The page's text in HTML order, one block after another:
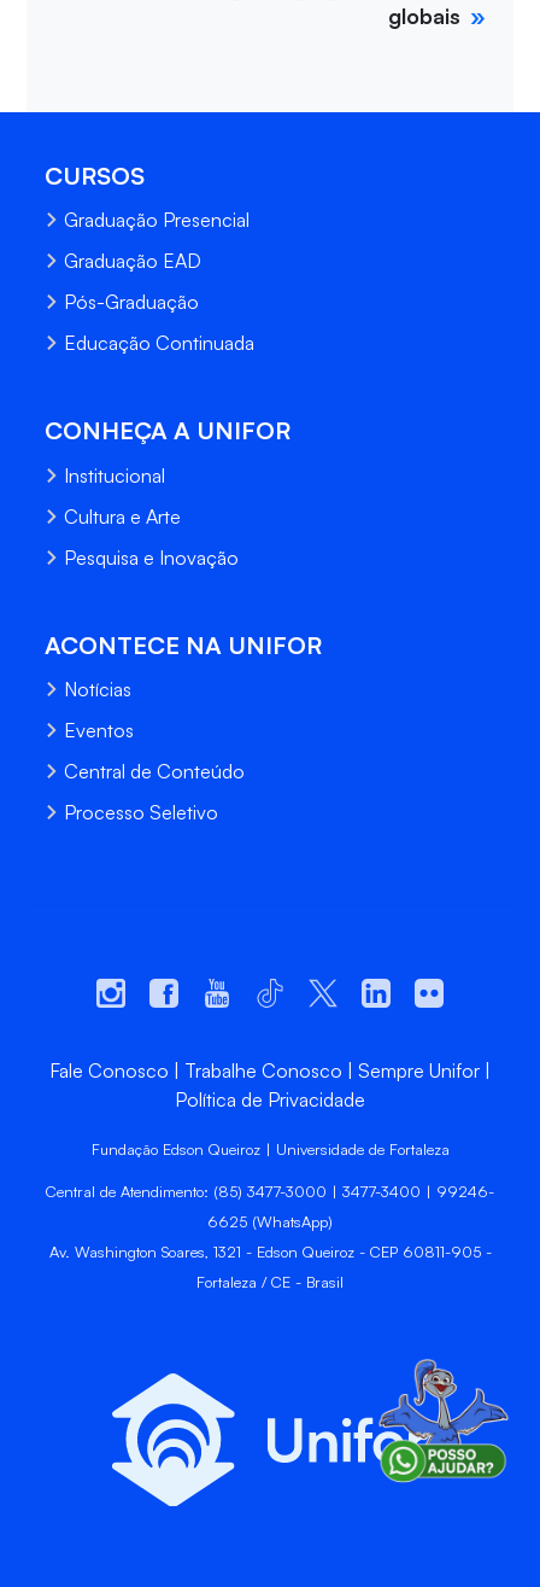
globais
CURSOS
Graduação Presencial
Graduação EAD
Pós-Graduação
Educação Continuada
CONHEÇA A UNIFOR
Institucional
Cultura e Arte
Pesquisa e Inovação
ACONTECE NA UNIFOR
Notícias
Eventos
Central de Conteúdo
Processo Seletivo
Fale Conosco Trabalhe Conosco
Sempre Unifor
Política de Privacidade
Fundação Edson Queiroz | Universidade de Fortaleza
Central de Atendimento: (85) 3477-3000 | 3477-3400 | 99246-
6625 (WhatsApp)
Av. Washington Soares, 1321 - Edson Queiroz - CEP 60811-905 -
Fortaleza / CE - Brasil